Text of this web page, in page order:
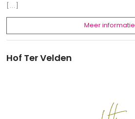
[...]
Meer informatie
Hof Ter Velden